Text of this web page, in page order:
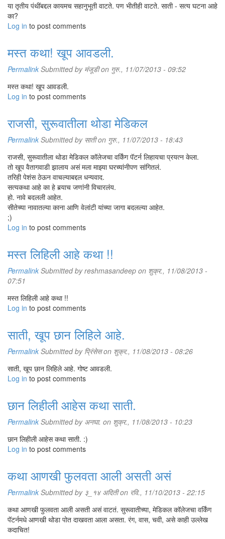
या तृतीय पंथींबद्दल कायमच सहानुभूती वाटते. पण भीतीही वाटते. साती - सत्य घटना आहे
का?
Log in to post comments
मस्त कथा! खूप आवडली.
Permalink Submitted by मंजूडीon गुरु., 11/07/2013 - 09:52
मस्त कथा! खूप आवडली.
Log in to post comments
राजसी, सुरूवातीला थोडा मेडिकल
Permalink Submitted by सातीon गुरु., 11/07/2013 - 18:43
राजसी, सुरूवातीला थोडा मेडिकल कॉलेजचा वर्किंग पॅटर्न लिहायचा प्रयत्न केला.
तो खूप वैतागवाडी झालाय असं मला माझ्या घरच्यांनीपण सांगितलं.
तरिही पेशंस ठेऊन वाचल्याबद्दल धन्यवाद.
सत्यकथा आहे का हे बर्‍याच जणांनी विचारलंय.
हो. नावे बदलली आहेत.
सीतेच्या नावातल्या काना आणि वेलांटी यांच्या जागा बदलल्या आहेत.
;)
Log in to post comments
मस्त लिहिली आहे कथा !!
Permalink Submitted byreshmasandeep on शुक्र., 11/08/2013 -
07:51
मस्त लिहिली आहे कथा !!
Log in to post comments
साती, खूप छान लिहिले आहे.
Permalink Submitted by प्रिंसेसon शुक्र., 11/08/2013 - 08:26
साती, खूप छान लिहिले आहे. गोष्ट आवडली.
Log in to post comments
छान लिहीली आहेस कथा साती.
Permalink Submitted by अनघा. on शुक्र., 11/08/2013 - 10:23
छान लिहीली आहेस कथा साती. :)
Log in to post comments
कथा आणखी फुलवता आली असती असं
Permalink Submitted by ३_१४ अदितीon रवि., 11/10/2013 - 22:15
कथा आणखी फुलवता आली असती असं वाटतं. सुरूवातीच्या, मेडिकल कॉलेजचा वर्किंग
पॅटर्नमधे आणखी थोडा पोत दाखवता आला असता. रंग, वास, चवी, असे काही उल्लेख
कदाचित!